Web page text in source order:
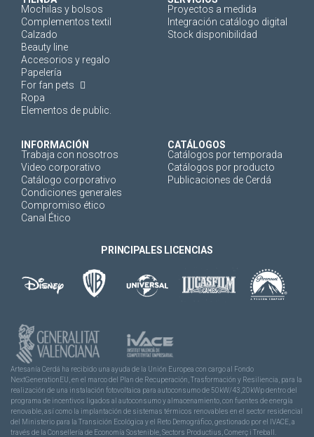
Mochilas y bolsos
Complementos textil
Calzado
Beauty line
Accesorios y regalo
Papelería
For fan pets
Ropa
Elementos de public.
Proyectos a medida
Integración catálogo digital
Stock disponibilidad
INFORMACIÓN
Trabaja con nosotros
Video corporativo
Catálogo corporativo
Condiciones generales
Compromiso ético
Canal Ético
CATÁLOGOS
Catálogos por temporada
Catálogos por producto
Publicaciones de Cerdá
PRINCIPALES LICENCIAS
Artesanía Cerdá ha recibido una ayuda de la Unión Europea con cargo al Fondo
NextGenerationEU, en el marco del Plan de Recuperación, Trasformación y Resiliencia, para la
realización de una instalación fotovoltaica para autoconsumo de 50kW/43,20kWp dentro del
programa de incentivos ligados al autoconsumo y almacenamiento, con fuentes de energía
renovable, así como la implantación de sistemas térmicos renovables en el sector residencial
del Ministerio para la Transición Ecológica y el Reto Demográfico, gestionado por el IVACE, a
través de la Consellería de Economía Sostenible, Sectors Productius, Comerç i Treball.